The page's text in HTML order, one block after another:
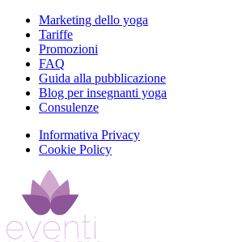
Marketing dello yoga
Tariffe
Promozioni
FAQ
Guida alla pubblicazione
Blog per insegnanti yoga
Consulenze
Informativa Privacy
Cookie Policy